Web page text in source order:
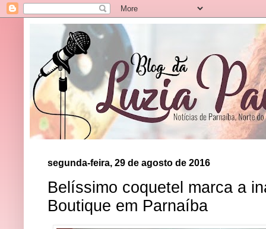
segunda-feira, 29 de agosto de 2016
Belíssimo coquetel marca a
Boutique em Parnaíba